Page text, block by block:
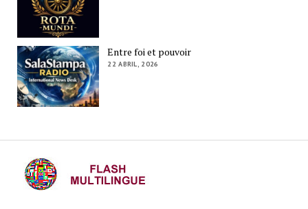
Entre foi et pouvoir
22 ABRIL, 2026